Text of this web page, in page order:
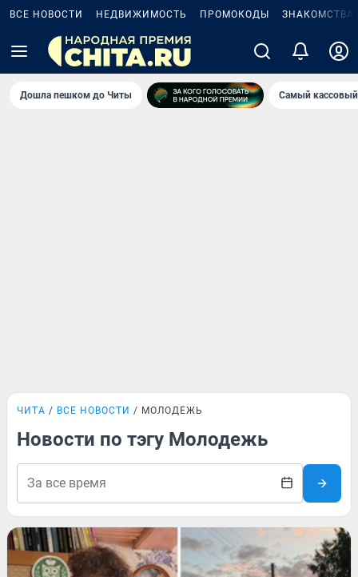
ВСЕ НОВОСТИ НЕДВИЖИМОСТЬ ПРОМОКОДЫ ЗНАКОМСТВА
Дошла пешком до Читы Самый
ЧИТА ВСЕ НОВОСТИ МОЛОДЕЖЬ
Новости по тэгу Молодежь